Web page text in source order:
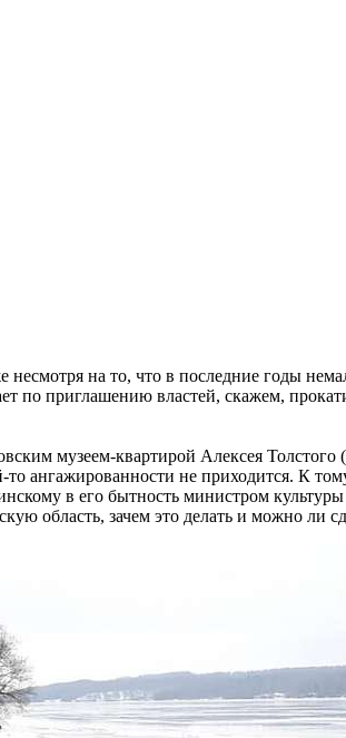
на то, что в последние годы
по приглашению властей, скажем,
музеем-квартирой Алексея Толстого
ангажированности не приходится. К
в его бытность министром
область, зачем это делать и можно ли